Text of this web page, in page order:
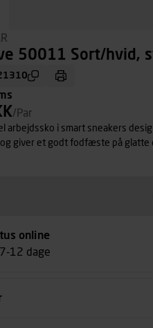
50011 Sort/hvid,
/Par
arbejdssko i smart sneakers
giver et godt fodfæste på glatte
og stødabsorbering under
online
12 dage